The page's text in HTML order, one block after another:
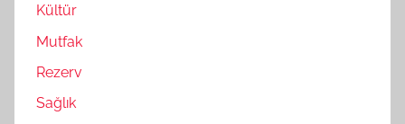
Kültür
Mutfak
Rezerv
Sağlık